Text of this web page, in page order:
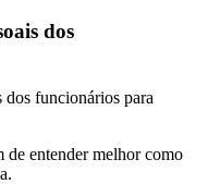
dos
dos funcionários para
de entender melhor como